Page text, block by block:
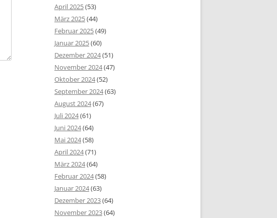
April 2025(53)
März 2025(44)
Februar 2025(49)
Januar 2025(60)
Dezember 2024(51)
November 2024(47)
Oktober 2024(52)
September 2024(63)
August 2024(67)
Juli 2024(61)
Juni 2024(64)
Mai 2024(58)
April 2024(71)
März 2024(64)
Februar 2024(58)
Januar 2024(63)
Dezember 2023(64)
November 2023(64)